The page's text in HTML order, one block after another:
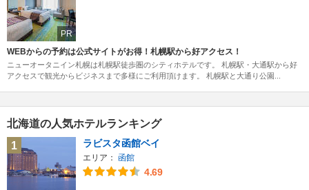
PR
WEBからの予約は公式サイトがお得！札幌駅から好アクセス！
ニューオータニイン札幌は札幌駅徒歩圏のシティホテルです。 札幌駅・大通駅から好
アクセスで観光からビジネスまで多様にご利用頂けます。 札幌駅と大通り公園...
北海道の人気ホテルランキング
1
ラビスタ函館ベイ
エリア： 函館
4.69